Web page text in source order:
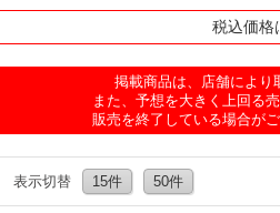
税込価格
掲載商品は、店舗により
また、予想を大きく上回る
販売を終了している場合が
表示切替 15件 50件